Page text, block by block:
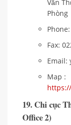
Văn
Phòng
Fax:
Email:
Map :
19. Chi cục
Office 2)